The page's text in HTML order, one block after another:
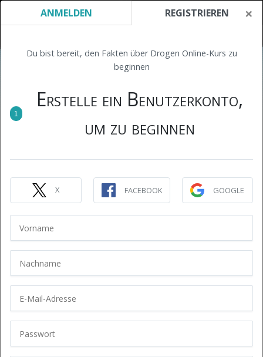
×
ANMELDEN REGISTRIEREN
Du bist bereit, den Fakten über Drogen Online-Kurs zu
beginnen
1
Erstelle ein Benutzerkonto,
um zu beginnen
X FACEBOOK GOOGLE